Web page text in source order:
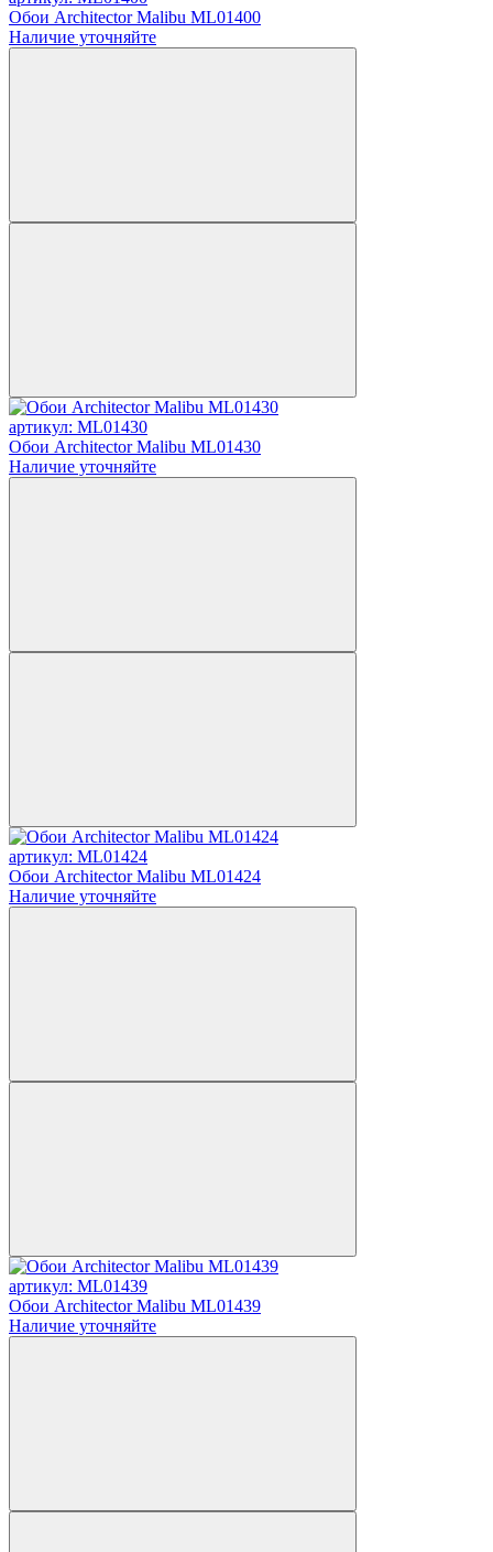
Обои Architector Malibu ML01400
Наличие уточняйте
артикул: ML01430
Обои Architector Malibu ML01430
Наличие уточняйте
артикул: ML01424
Обои Architector Malibu ML01424
Наличие уточняйте
артикул: ML01439
Обои Architector Malibu ML01439
Наличие уточняйте